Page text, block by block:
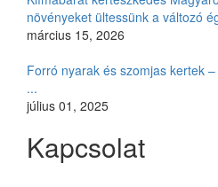
növényeket ültessünk a változó
március 15, 2026
Forró nyarak és szomjas kertek
...
július 01, 2025
Kapcsolat